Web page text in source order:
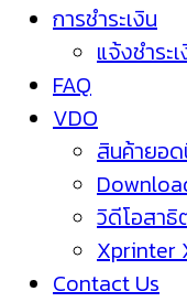
การชำระเงิน
แจ้งชำระ
FAQ
VDO
สินค้ายอ
วิดีโอสาธิ
Xprinter
Contact Us